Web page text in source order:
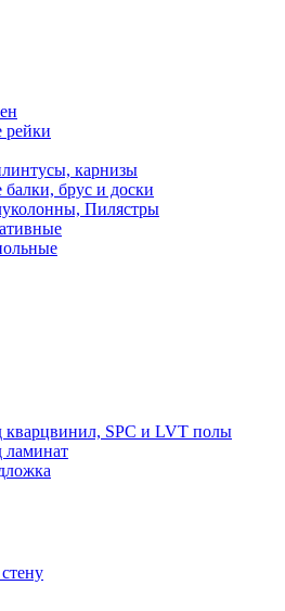
рейки
карнизы
брус и доски
Пилястры
кварцвинил, SPC и LVT полы
ламинат